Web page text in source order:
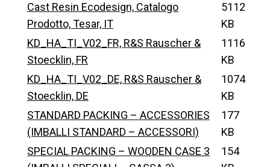
Cast Resin Ecodesign, Catalogo
Prodotto, Tesar, IT
5112
KB
KD_HA_TI_V02_FR, R&S Rauscher &
Stoecklin, FR
1116
KB
KD_HA_TI_V02_DE, R&S Rauscher &
Stoecklin, DE
1074
KB
STANDARD PACKING – ACCESSORIES
(IMBALLI STANDARD – ACCESSORI)
177
KB
SPECIAL PACKING – WOODEN CASE 3
154